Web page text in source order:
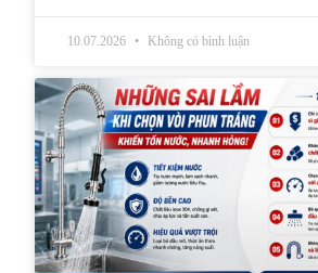
10.07.2026 Không có bình luận